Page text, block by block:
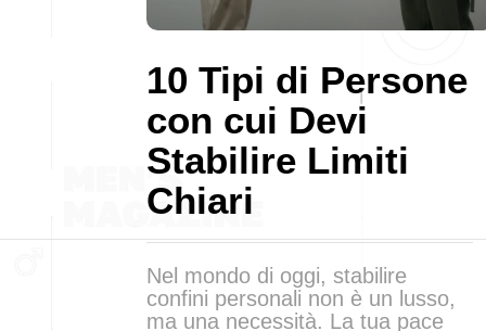
10 Tipi di Persone
con cui Devi
Stabilire Limiti
Chiari
Nel mondo di oggi, stabilire
confini personali non è un lusso,
ma una necessità. La tua pace